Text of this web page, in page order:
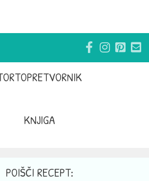
KNJIGA
POIŠČI RECEPT: